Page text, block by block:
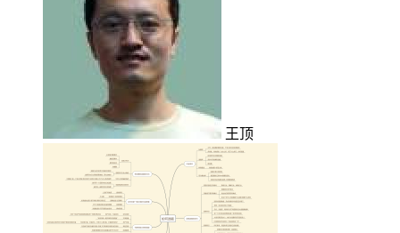
王顶